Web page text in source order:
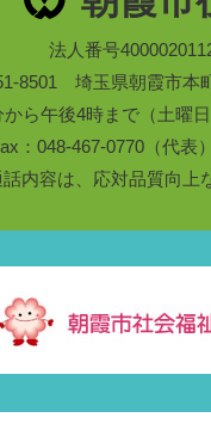
法人番号
8501 埼玉県朝霞市本
ら午後4時まで（土曜
：048-467-0770（代表
内容は、応対品質向上